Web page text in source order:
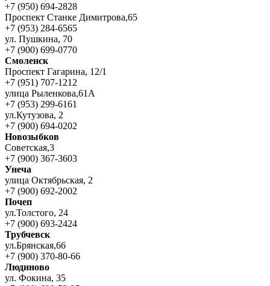
+7 (950) 694-2828
Проспект Станке Димитрова,65
+7 (953) 284-6565
ул. Пушкина, 70
+7 (900) 699-0770
Смоленск
Проспект Гагарина, 12/1
+7 (951) 707-1212
улица Рыленкова,61А
+7 (953) 299-6161
ул.Кутузова, 2
+7 (900) 694-0202
Новозыбков
Советская,3
+7 (900) 367-3603
Унеча
улица Октябрьская, 2
+7 (900) 692-2002
Почеп
ул.Толстого, 24
+7 (900) 693-2424
Трубчевск
ул.Брянская,66
+7 (900) 370-80-66
Людиново
ул. Фокина, 35